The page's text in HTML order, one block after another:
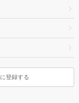
登録する